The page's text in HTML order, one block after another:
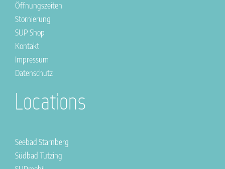
Öffnungszeiten
Stornierung
SUP Shop
Kontakt
Impressum
Datenschutz
Locations
Seebad Starnberg
Südbad Tutzing